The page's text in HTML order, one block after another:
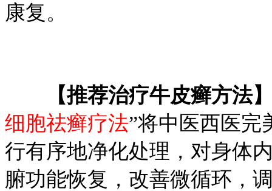
康复。
【推荐治疗牛皮癣方法
细胞祛癣疗法”将中医西医完
行有序地净化处理，对身体
腑功能恢复，改善微循环，